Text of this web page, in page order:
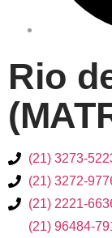
Rio
(21) 3273-
(21) 3272-
(21) 2221-
(21) 96484-